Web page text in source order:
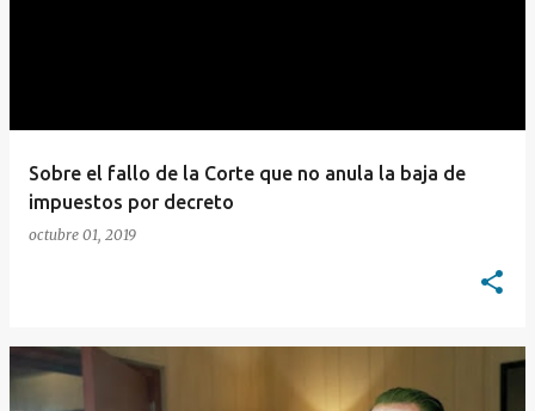
Sobre el fallo de la Corte que no anula la baja de
impuestos por decreto
octubre 01, 2019